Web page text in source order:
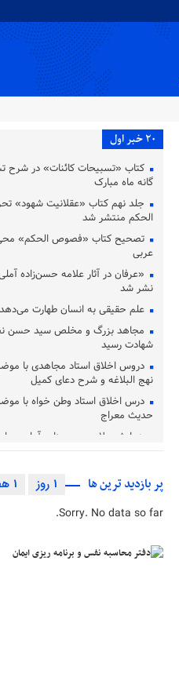
20 خبر اول
کتاب «تسبیحات کائنات» در شرح
گانه ماه مبارک
جلد نهم کتاب «عقلانیت شهود»
الحکم منتشر شد
تصحیح کتاب «فصوص الحکم» محی
عربی
«عرفان در آثار علامه حسن‌زاده
نشر شد
علم حقیقی به انسان طهارت می‌دهد
مجاهد بزرگ و مخلص سید حسن
شهادت رسید
دروس اخلاق استاد مجاهدی با
نهج البلاغه و شرح دعای کمیل
درس اخلاق استاد وطن خواه با
حدیث معراج
همایش علامه حسن زاده آملی در
مراسم بزرگداشت آیت‌ الله العظمی
(ره) در قم برگزار شد
آئین تجلیل از مقام آیت الله
برگزار شد
علیه السلام و آئیین غبارروبی
پر بازدید ترین ها 1 هفته 1 روز
Sorry. No data so far.